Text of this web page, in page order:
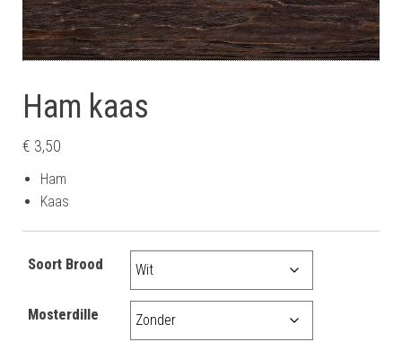
Ham kaas
€ 3,50
Ham
Kaas
Soort Brood
Mosterdille